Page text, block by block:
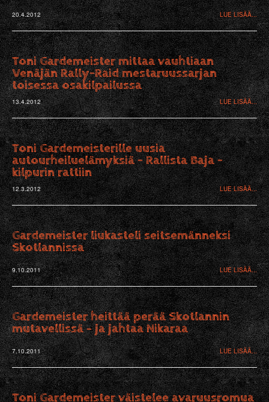
20.4.2012 LUE LISÄÄ...
Toni Gardemeister mittaa vauhtiaan
Venäjän Rally-Raid mestaruussarjan
toisessa osakilpailussa
13.4.2012 LUE LISÄÄ...
Toni Gardemeisterille uusia
autourheiluelämyksiä - Rallista Baja -
kilpurin rattiin
12.3.2012 LUE LISÄÄ...
Gardemeister liukasteli seitsemänneksi
Skotlannissa
9.10.2011 LUE LISÄÄ...
Gardemeister heittää perää Skotlannin
mutavellissä – ja jahtaa Nikaraa
7.10.2011 LUE LISÄÄ...
Toni Gardemeister väistelee avaruusromua